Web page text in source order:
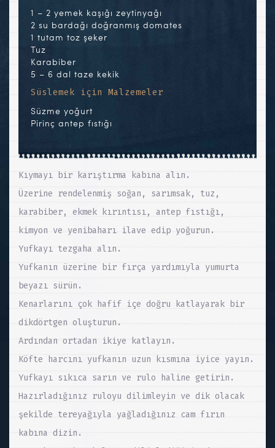
1 – 2 yemek kaşığı zeytinyağı
2 su bardağı doğranmış domates
1 tutam toz şeker
Tuz
Karabiber
5 – 6 dal taze kekik
Süslemek için Malzemeler
Süzme yoğurt
Pirinç antep fıstığı
Kıymayı bir karıştırma kabına alın.
Üzerine rendelenmiş soğan, sarımsak, tuz,
karabiber, ekmek kırıntısı, antep fıstığı,
kimyon ve yenibaharı ilave edip yoğurun.
Yufkayı tezgaha alın.
Yufkanın üzerine bir fırça yardımıyla yumurta
beyazı sürün.
Kenarlarını çok hafif içe doğru katlayarak bir
dikdörtgen oluşturun.
Ardından ortadan ikiye katlayın.
Köfte harcını yufkanın uzun kısmına iyice yayın.
Yufkayı sıkıca sarın ve rulo haline getirin.
Hazırladığınız ruloyu dilimleyin ve dik olacak
şekilde tereyağıyla yağladığınız cam fırın
kabına dizin.